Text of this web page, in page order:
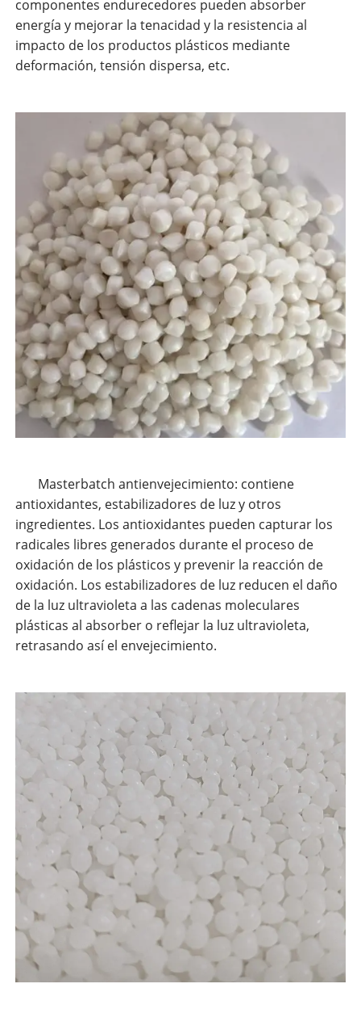
componentes endurecedores pueden absorber
energía y mejorar la tenacidad y la resistencia al
impacto de los productos plásticos mediante
deformación, tensión dispersa, etc.
Masterbatch antienvejecimiento: contiene
antioxidantes, estabilizadores de luz y otros
ingredientes. Los antioxidantes pueden capturar los
radicales libres generados durante el proceso de
oxidación de los plásticos y prevenir la reacción de
oxidación. Los estabilizadores de luz reducen el daño
de la luz ultravioleta a las cadenas moleculares
plásticas al absorber o reflejar la luz ultravioleta,
retrasando así el envejecimiento.